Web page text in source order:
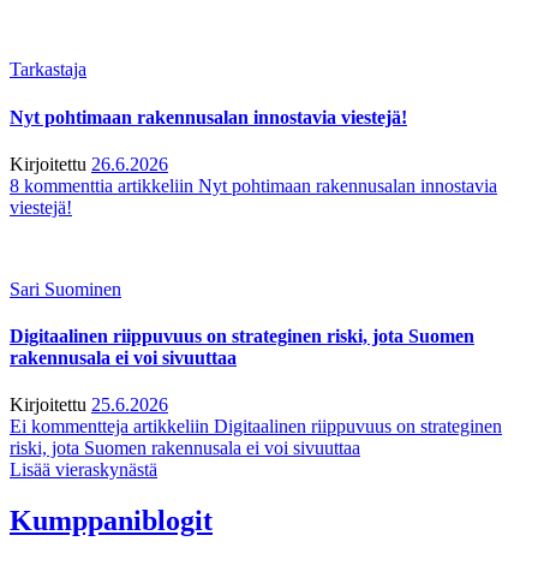
Tarkastaja
Nyt pohtimaan rakennusalan innostavia viestejä!
Kirjoitettu 26.6.2026
8 kommenttia artikkeliin Nyt pohtimaan rakennusalan innostavia
viestejä!
Sari Suominen
Digitaalinen riippuvuus on strateginen riski, jota Suomen
rakennusala ei voi sivuuttaa
Kirjoitettu 25.6.2026
Ei kommentteja artikkeliin Digitaalinen riippuvuus on strateginen
riski, jota Suomen rakennusala ei voi sivuuttaa
Lisää vieraskynästä
Kumppaniblogit